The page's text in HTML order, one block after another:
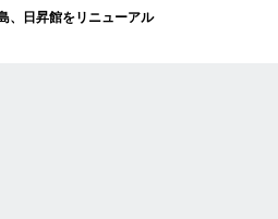
日昇館をリニューアル